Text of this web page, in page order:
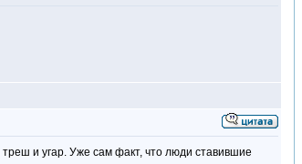
и угар. Уже сам факт, что люди ставившие